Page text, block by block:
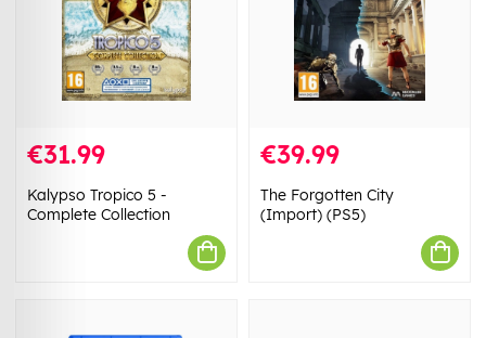
€31.99
Kalypso Tropico 5 -
Complete Collection
€39.99
The Forgotten City
(Import) (PS5)